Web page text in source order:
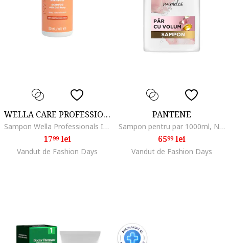
WELLA CARE PROFESSIONAL
Sampon Wella Professionals Invigo Nutri-Enrich intens nutritiv pentru par uscat si deteriorat, 50 ml
1799lei
Vandut de Fashion Days
PANTENE
Sampon pentru par 1000ml, Normal/Uscat/Gras/Subtire/Degradat/Fara volum
6599lei
Vandut de Fashion Days